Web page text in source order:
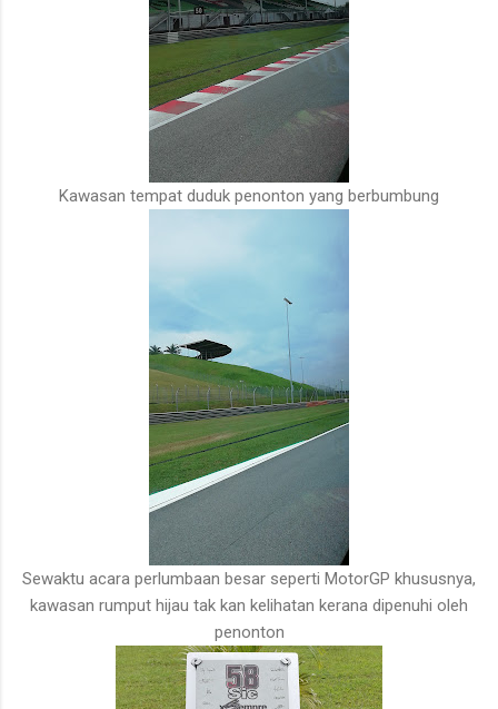
Kawasan tempat duduk penonton yang berbumbung
Sewaktu acara perlumbaan besar seperti MotorGP khususnya,
kawasan rumput hijau tak kan kelihatan kerana dipenuhi oleh
penonton